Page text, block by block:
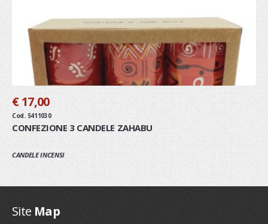
€ 17,00
Cod. 5411030
CONFEZIONE 3 CANDELE ZAHABU
CANDELE INCENSI
Site Map